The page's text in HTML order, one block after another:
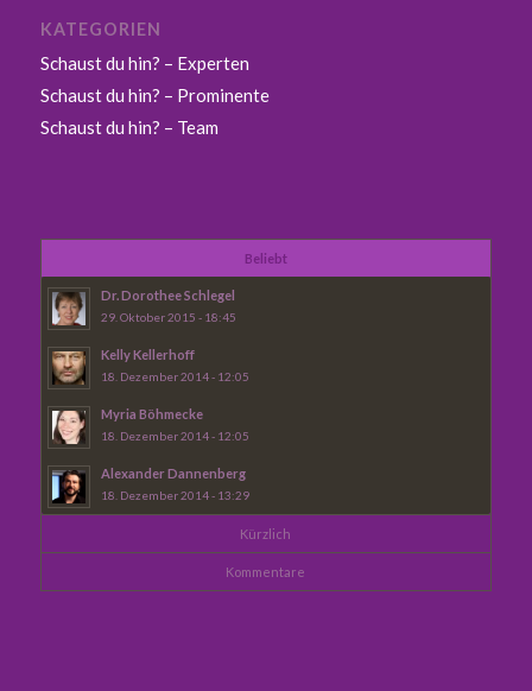
KATEGORIEN
Schaust du hin? – Experten
Schaust du hin? – Prominente
Schaust du hin? – Team
Beliebt
Dr. Dorothee Schlegel
29. Oktober 2015 - 18:45
Kelly Kellerhoff
18. Dezember 2014 - 12:05
Myria Böhmecke
18. Dezember 2014 - 12:05
Alexander Dannenberg
18. Dezember 2014 - 13:29
Kürzlich
Kommentare